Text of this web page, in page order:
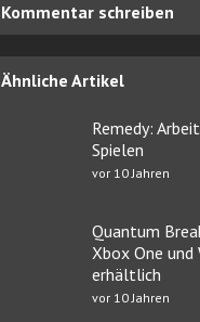
Kommentar schreiben
Ähnliche Artikel
Remedy:
Spielen
vor 10 Jahren
Quantum
Xbox One und
erhältlich
vor 10 Jahren